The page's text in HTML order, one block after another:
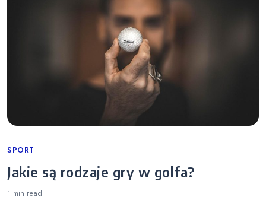
Categories
SPORT
Jakie są rodzaje gry w golfa?
1 min read